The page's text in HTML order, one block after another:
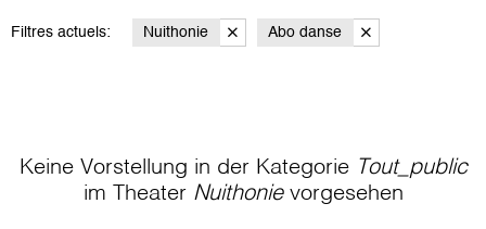
Filtres actuels: Nuithonie Abo danse
Keine Vorstellung in der Kategorie Tout_public
im Theater Nuithonievorgesehen